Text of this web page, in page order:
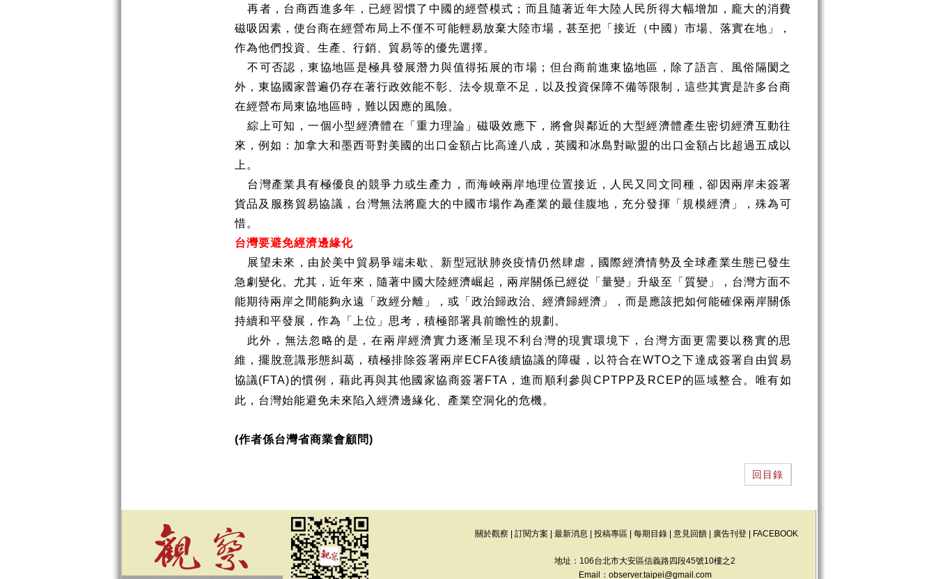
再者，台商西進多年，已經習慣了中國的經營模式；而且隨著近年大陸人民所得大幅增加，龐大的消費
磁吸因素，使台商在經營布局上不僅不可能輕易放棄大陸市場，甚至把「接近（中國）市場、落實在地」，
作為他們投資、生產、行銷、貿易等的優先選擇。
不可否認，東協地區是極具發展潛力與值得拓展的市場；但台商前進東協地區，除了語言、風俗隔閡之
外，東協國家普遍仍存在著行政效能不彰、法令規章不足，以及投資保障不備等限制，這些其實是許多台商
在經營布局東協地區時，難以因應的風險。
綜上可知，一個小型經濟體在「重力理論」磁吸效應下，將會與鄰近的大型經濟體產生密切經濟互動往
來，例如：加拿大和墨西哥對美國的出口金額占比高達八成，英國和冰島對歐盟的出口金額占比超過五成以
上。
台灣產業具有極優良的競爭力或生產力，而海峽兩岸地理位置接近，人民又同文同種，卻因兩岸未簽署
貨品及服務貿易協議，台灣無法將龐大的中國市場作為產業的最佳腹地，充分發揮「規模經濟」，殊為可
惜。
台灣要避免經濟邊緣化
展望未來，由於美中貿易爭端未歇、新型冠狀肺炎疫情仍然肆虐，國際經濟情勢及全球產業生態已發生
急劇變化。尤其，近年來，隨著中國大陸經濟崛起，兩岸關係已經從「量變」升級至「質變」，台灣方面不
能期待兩岸之間能夠永遠「政經分離」，或「政治歸政治、經濟歸經濟」，而是應該把如何能確保兩岸關係
持續和平發展，作為「上位」思考，積極部署具前瞻性的規劃。
此外，無法忽略的是，在兩岸經濟實力逐漸呈現不利台灣的現實環境下，台灣方面更需要以務實的思
維，擺脫意識形態糾葛，積極排除簽署兩岸 ECFA後續協議的障礙，以符合在WTO之下達成簽署自由貿易
協議(FTA)的慣例，藉此再與其他國家協商簽署FTA ，進而順利參與CPTPP及 RCEP的區域整合。唯有如
此，台灣始能避免未來陷入經濟邊緣化、產業空洞化的危機。
(作者係台灣省商業會顧問)
回目錄
關於觀察 訂閱方案 最新消息 投稿專區 每期目錄 意見回饋 廣告刊登 FACEBOOK
地址：106台北市大安區信義路四段45號10樓之2
Email： observer.taipei@gmail.com